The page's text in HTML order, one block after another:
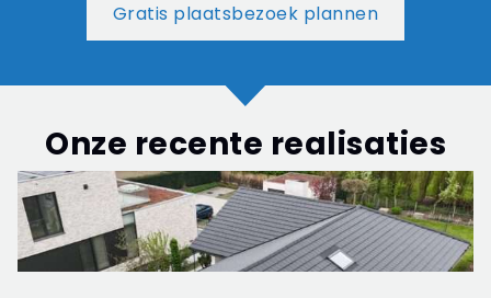
Gratis plaatsbezoek plannen
Onze recente realisaties